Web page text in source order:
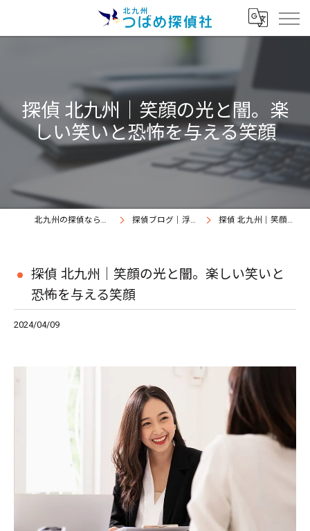
探偵 北九州｜笑顔の光と闇。楽
しい笑いと恐怖を与える笑顔
北九州の探偵なら北九州つばめ探偵社｜証拠満載提出継続中 探偵ブログ｜浮気調査北九州、北九州つばめ探偵社 探偵 北九州｜笑顔の光と闇。楽しい笑いと恐怖を与える笑顔
探偵 北九州｜笑顔の光と闇。楽しい笑いと
恐怖を与える笑顔
2024/04/09